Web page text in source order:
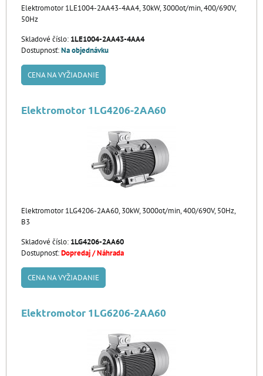
Elektromotor 1LE1004-2AA43-4AA4, 30kW, 3000ot/min, 400/690V,
50Hz
Skladové číslo: 1LE1004-2AA43-4AA4
Dostupnosť:Na objednávku
CENA NA VYŽIADANIE
Elektromotor 1LG4206-2AA60
Elektromotor 1LG4206-2AA60, 30kW, 3000ot/min, 400/690V, 50Hz,
B3
Skladové číslo: 1LG4206-2AA60
Dostupnosť:Dopredaj / Náhrada
CENA NA VYŽIADANIE
Elektromotor 1LG6206-2AA60